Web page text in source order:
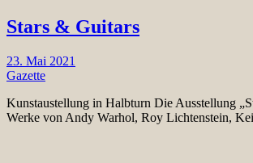
Stars & Guitars
23. Mai 2021
Gazette
Kunstaustellung in Halbturn Die Ausstellung
Werke von Andy Warhol, Roy Lichtenstein,